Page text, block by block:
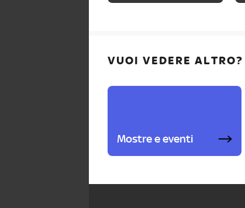
VUOI VEDERE ALTRO?
Mostre e eventi